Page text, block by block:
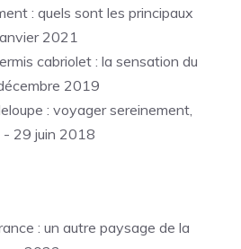
: quels sont les principaux
2021
cabriolet : la sensation du
2019
: voyager sereinement,
- 29 juin 2018
: un autre paysage de la